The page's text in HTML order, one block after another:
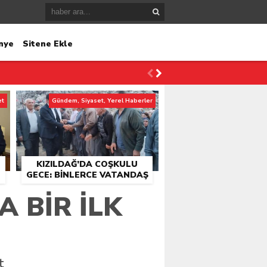
Sitene Ekle
KIZILDAĞ’DA COŞKULU
GECE: BINLERCE VATANDAŞ
BULUŞTU
Gündem, Siyaset, Yerel Haberler
BIR İLK